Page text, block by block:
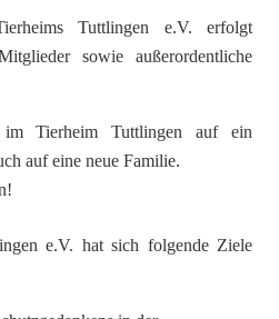
Tuttlingen e.V. erfolgt
sowie außerordentliche
Tierheim Tuttlingen auf ein
auf eine neue Familie.
e.V. hat sich folgende Ziele